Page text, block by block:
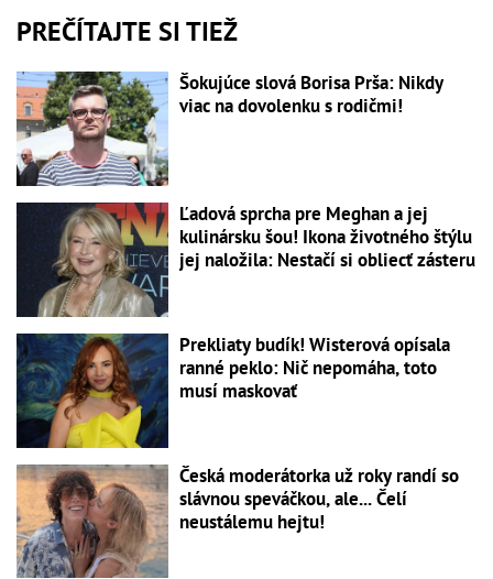
PREČÍTAJTE SI TIEŽ
Šokujúce slová Borisa Prša: Nikdy
viac na dovolenku s rodičmi!
Ľadová sprcha pre Meghan a jej
kulinársku šou! Ikona životného štýlu
jej naložila: Nestačí si obliecť zásteru
Prekliaty budík! Wisterová opísala
ranné peklo: Nič nepomáha, toto
musí maskovať
Česká moderátorka už roky randí so
slávnou speváčkou, ale... Čelí
neustálemu hejtu!